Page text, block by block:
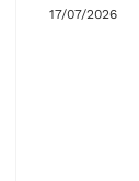
17/07/2026